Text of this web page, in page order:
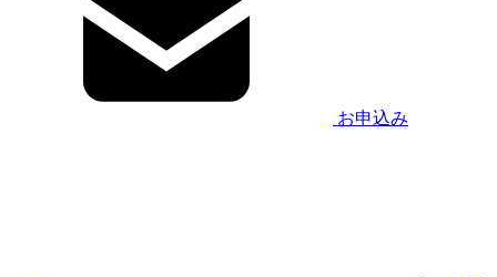
お申込み